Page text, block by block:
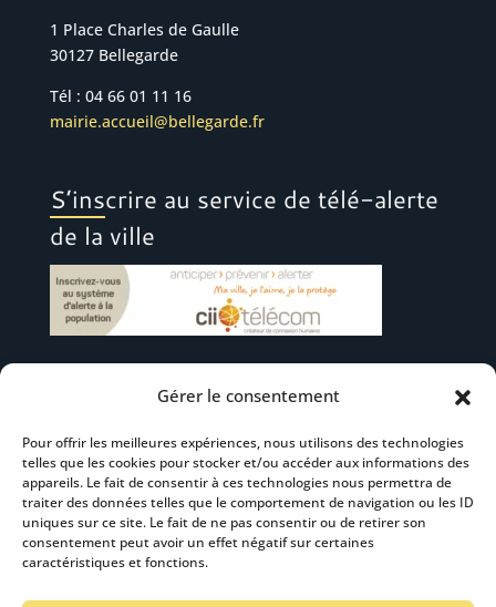
Gérer le consentement
Pour offrir les meilleures expériences, nous utilisons des technologies
telles que les cookies pour stocker et/ou accéder aux informations des
appareils. Le fait de consentir à ces technologies nous permettra de
traiter des données telles que le comportement de navigation ou les ID
uniques sur ce site. Le fait de ne pas consentir ou de retirer son
consentement peut avoir un effet négatif sur certaines
caractéristiques et fonctions.
1 Place Charles de Gaulle
30127 Bellegarde
Tél : 04 66 01 11 16
mairie.accueil@bellegarde.fr
S’inscrire au service de télé-alerte
de la ville
Suivez-nous
S’abonner à la newsletter